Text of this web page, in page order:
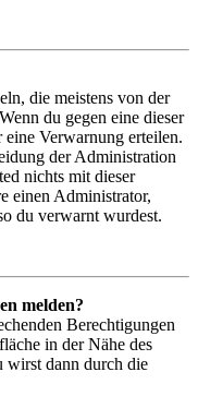
die meistens von der
du gegen eine dieser
eine Verwarnung erteilen.
der Administration
nichts mit dieser
einen Administrator,
du verwarnt wurdest.
melden?
Berechtigungen
in der Nähe des
wirst dann durch die